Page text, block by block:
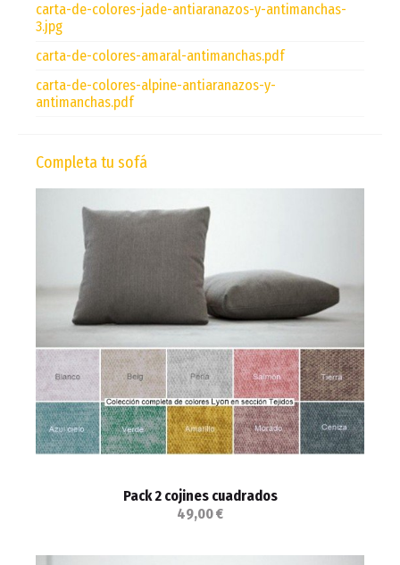
carta-de-colores-jade-antiaranazos-y-antimanchas-
3.jpg
carta-de-colores-amaral-antimanchas.pdf
carta-de-colores-alpine-antiaranazos-y-
antimanchas.pdf
Completa tu sofá
Pack 2 cojines cuadrados
49,00 €